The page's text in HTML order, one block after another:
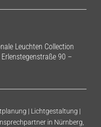
Leuchten Collection
90 –
| Lichtgestaltung |
in Nürnberg,